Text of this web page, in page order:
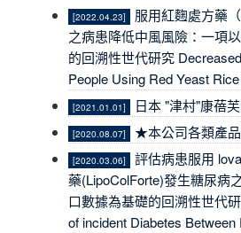
[2022.04.23]
服用紅麴處方藥
之病患降低中風風險：一項
的回溯性世代研究
People Using Red Yeast
[2021.01.01] 日本 "津村"康蓓
[2020.08.07] ★本公司各類產
[2020.03.06]
評估病患服用
藥(LipoColForte)發生糖尿病
口數據為基礎的回溯性世代
of incident Diabetes